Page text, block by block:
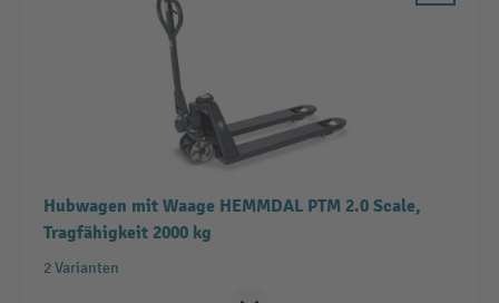
Hubwagen mit Waage HEMMDAL PTM 2.0 Scale,
Tragfähigkeit 2000 kg
2 Varianten